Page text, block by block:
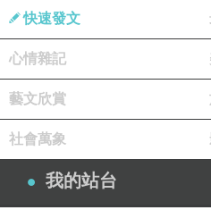
正確握拿 有助矯正寫字姿勢
快速發文
心情雜記
藝文欣賞
社會萬象
我的站台